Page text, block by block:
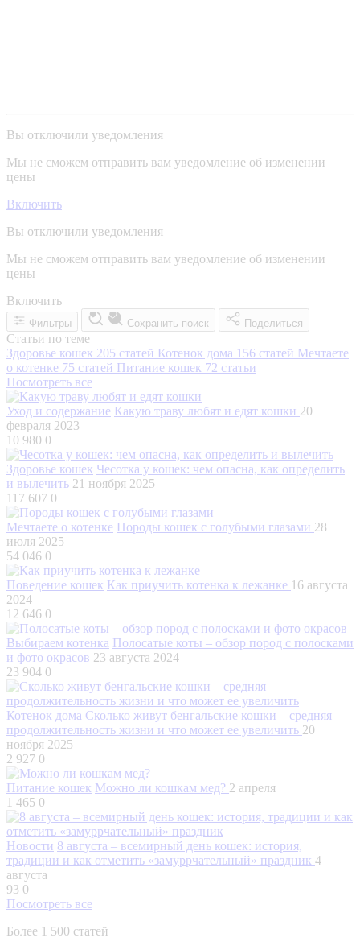
Вы отключили уведомления
Мы не сможем отправить вам уведомление об изменении
цены
Включить
Вы отключили уведомления
Мы не сможем отправить вам уведомление об изменении
цены
Включить
Фильтры Сохранить поиск Поделиться
Статьи по теме
Здоровье кошек 205 статей Котенок дома 156 статей Мечтаете
о котенке 75 статей Питание кошек 72 статьи
Посмотреть все
Уход и содержание Какую траву любят и едят кошки 20
февраля 2023
10 980 0
Здоровье кошек Чесотка у кошек: чем опасна, как определить
и вылечить 21 ноября 2025
117 607 0
Мечтаете о котенке Породы кошек с голубыми глазами 28
июля 2025
54 046 0
Поведение кошек Как приучить котенка к лежанке 16 августа
2024
12 646 0
Выбираем котенка Полосатые коты – обзор пород с полосками
и фото окрасов 23 августа 2024
23 904 0
Котенок дома Сколько живут бенгальские кошки – средняя
продолжительность жизни и что может ее увеличить 20
ноября 2025
2 927 0
Питание кошек Можно ли кошкам мед? 2 апреля
1 465 0
Новости 8 августа – всемирный день кошек: история,
традиции и как отметить «замуррчательный» праздник 4
августа
93 0
Посмотреть все
Более 1 500 статей